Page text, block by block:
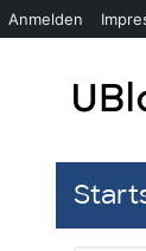
Anmelden